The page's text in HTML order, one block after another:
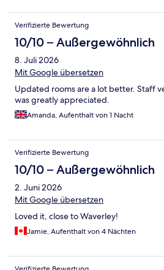
Verifizierte Bewertung
10/10 – Außergewöhnlich
8. Juli 2026
Mit Google übersetzen
Updated rooms are a lot better. Staff
was greatly appreciated.
Amanda, Aufenthalt von 1 Nacht
Verifizierte Bewertung
10/10 – Außergewöhnlich
2. Juni 2026
Mit Google übersetzen
Loved it, close to Waverley!
Jamie, Aufenthalt von 4 Nächten